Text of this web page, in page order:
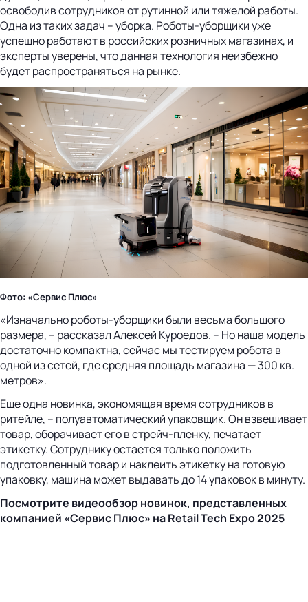
освободив сотрудников от рутинной или тяжелой работы.
Одна из таких задач – уборка. Роботы-уборщики уже
успешно работают в российских розничных магазинах, и
эксперты уверены, что данная технология неизбежно
будет распространяться на рынке.
Фото: «Сервис Плюс»
«Изначально роботы-уборщики были весьма большого
размера, – рассказал Алексей Куроедов. – Но наша модель
достаточно компактна, сейчас мы тестируем робота в
одной из сетей, где средняя площадь магазина — 300 кв.
метров».
Еще одна новинка, экономящая время сотрудников в
ритейле, – полуавтоматический упаковщик. Он взвешивает
товар, оборачивает его в стрейч-пленку, печатает
этикетку. Сотруднику остается только положить
подготовленный товар и наклеить этикетку на готовую
упаковку, машина может выдавать до 14 упаковок в минуту.
Посмотрите видеообзор новинок, представленных
компанией «Сервис Плюс» на Retail Tech Expo 2025